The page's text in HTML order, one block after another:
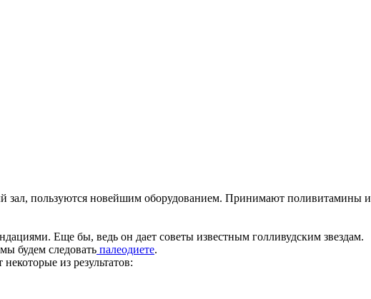
зал, пользуются новейшим оборудованием. Принимают поливитамины и
Еще бы, ведь он дает советы известным голливудским звездам.
будем следовать палеодиете.
из результатов: